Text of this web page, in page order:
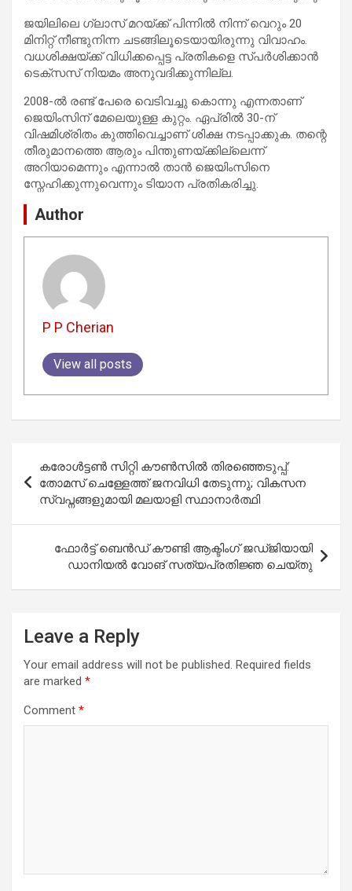
ജയിലിലെ ഗ്ലാസ് മറയ്ക്ക് പിന്നിൽ നിന്ന് വെറും 20
മിനിറ്റ് നീണ്ടുനിന്ന ചടങ്ങിലൂടെയായിരുന്നു വിവാഹം.
വധശിക്ഷയ്ക്ക് വിധിക്കപ്പെട്ട പ്രതികളെ സ്പർശിക്കാൻ
ടെക്സസ് നിയമം അനുവദിക്കുന്നില്ല.
2008-ൽ രണ്ട് പേരെ വെടിവച്ചു കൊന്നു എന്നതാണ്
ജെയിംസിന് മേലെയുള്ള കുറ്റം. ഏപ്രിൽ 30-ന്
വിഷമിശ്രിതം കുത്തിവെച്ചാണ് ശിക്ഷ നടപ്പാക്കുക. തന്റെ
തീരുമാനത്തെ ആരും പിന്തുണയ്ക്കില്ലെന്ന്
അറിയാമെന്നും എന്നാൽ താൻ ജെയിംസിനെ
സ്നേഹിക്കുന്നുവെന്നും ടിയാന പ്രതികരിച്ചു.
Author
P P Cherian
View all posts
navigation
കരോൾട്ടൺ സിറ്റി കൗൺസിൽ തിരഞ്ഞെടുപ്പ്:
തോമസ് ചെള്ളേത്ത് ജനവിധി തേടുന്നു; വികസന
സ്വപ്നങ്ങളുമായി മലയാളി സ്ഥാനാർത്ഥി
ഫോർട്ട് ബെൻഡ് കൗണ്ടി ആക്ടിംഗ് ജഡ്ജിയായി
ഡാനിയൽ വോങ് സത്യപ്രതിജ്ഞ ചെയ്തു
Leave a Reply
Your email address will not be published. Required fields
are marked *
Comment *